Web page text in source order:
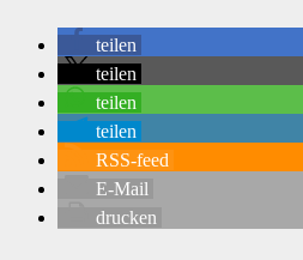
teilen
teilen
teilen
teilen
RSS-feed
E-Mail
drucken